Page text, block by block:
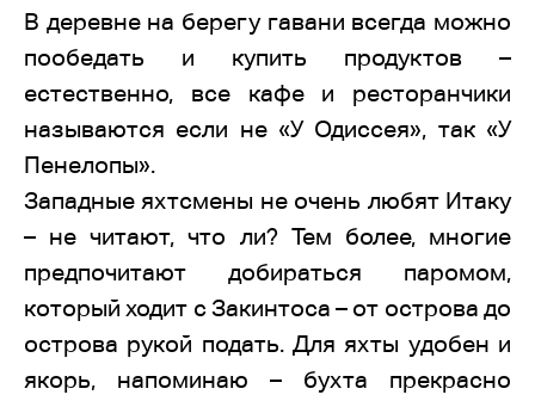
В деревне на берегу гавани всегда можно
пообедать и купить продуктов –
естественно, все кафе и ресторанчики
называются если не «У Одиссея», так «У
Пенелопы».
Западные яхтсмены не очень любят Итаку
– не читают, что ли? Тем более, многие
предпочитают добираться паромом,
который ходит с Закинтоса – от острова до
острова рукой подать. Для яхты удобен и
якорь, напоминаю – бухта прекрасно